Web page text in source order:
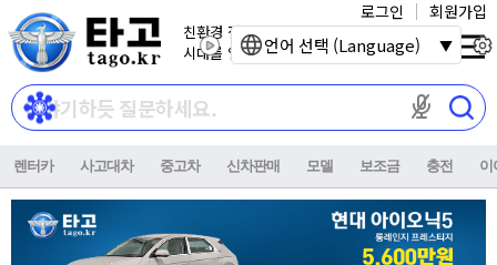
친환경 전기자동차
시대를 열어갑니다.
마이크 권한이
로그인 회원가입
렌터카 사고대차 중고차 신차판매 모델 보조금 충전 이
언어 선택 (Language)